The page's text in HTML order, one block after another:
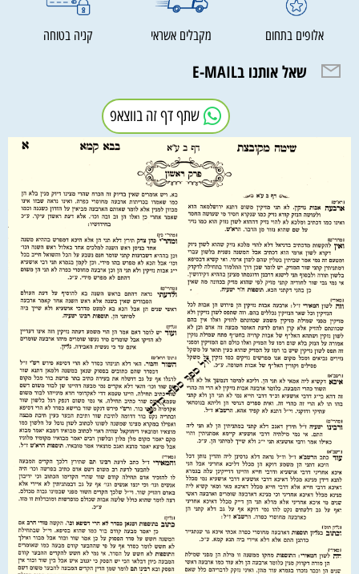
אלופים בתחום מקבלים אשראי קניה בטוחה
שאל אותנו בE-MAIL
שתף דף זה בווצאפ